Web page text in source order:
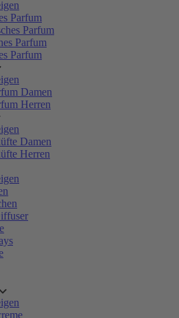
Parfum
Parfum
Parfum
Parfum
Damen
Herren
Damen
Herren